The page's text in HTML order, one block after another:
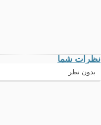
نظرات شما
بدون نظر